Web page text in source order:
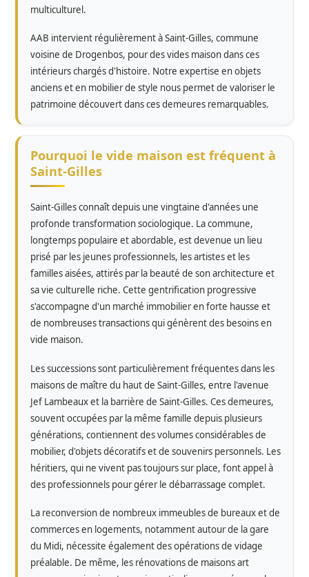
multiculturel.
AAB intervient régulièrement à Saint-Gilles, commune
voisine de Drogenbos, pour des vides maison dans ces
intérieurs chargés d'histoire. Notre expertise en objets
anciens et en mobilier de style nous permet de valoriser le
patrimoine découvert dans ces demeures remarquables.
Pourquoi le vide maison est fréquent à
Saint-Gilles
Saint-Gilles connaît depuis une vingtaine d'années une
profonde transformation sociologique. La commune,
longtemps populaire et abordable, est devenue un lieu
prisé par les jeunes professionnels, les artistes et les
familles aisées, attirés par la beauté de son architecture et
sa vie culturelle riche. Cette gentrification progressive
s'accompagne d'un marché immobilier en forte hausse et
de nombreuses transactions qui génèrent des besoins en
vide maison.
Les successions sont particulièrement fréquentes dans les
maisons de maître du haut de Saint-Gilles, entre l'avenue
Jef Lambeaux et la barrière de Saint-Gilles. Ces demeures,
souvent occupées par la même famille depuis plusieurs
générations, contiennent des volumes considérables de
mobilier, d'objets décoratifs et de souvenirs personnels. Les
héritiers, qui ne vivent pas toujours sur place, font appel à
des professionnels pour gérer le débarrassage complet.
La reconversion de nombreux immeubles de bureaux et de
commerces en logements, notamment autour de la gare
du Midi, nécessite également des opérations de vidage
préalable. De même, les rénovations de maisons art